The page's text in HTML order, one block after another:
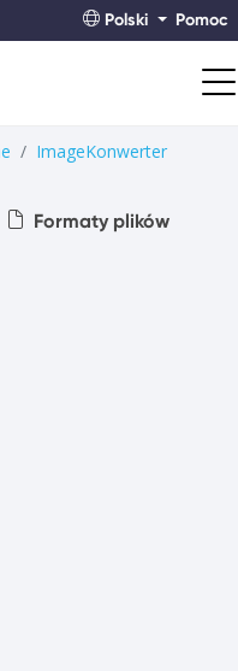
Polski Pomoc
ImageKonwerter
Formaty plików